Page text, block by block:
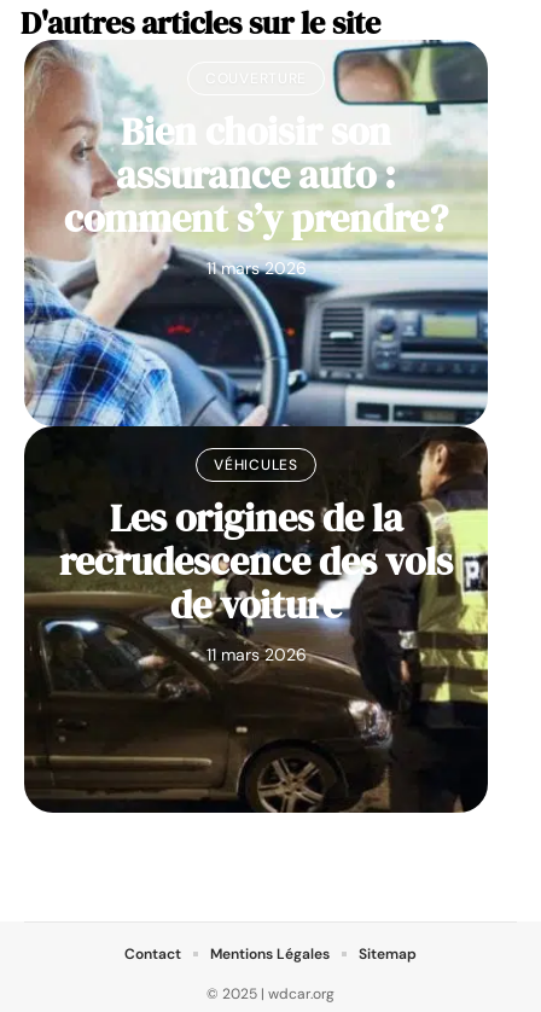
D'autres articles sur le site
Bien choisir son
assurance auto :
comment s’y prendre?
11 mars 2026
VÉHICULES
Les origines de la
recrudescence des vols
de voiture
11 mars 2026
© 2025 | wdcar.org
Contact Mentions Légales Sitemap